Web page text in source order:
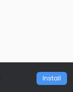
Install